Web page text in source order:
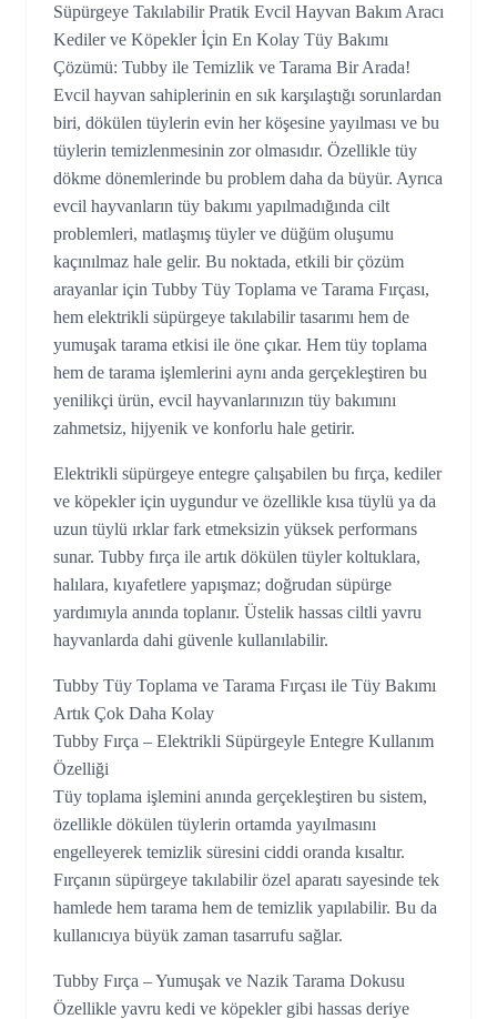
Süpürgeye Takılabilir Pratik Evcil Hayvan Bakım Aracı
Kediler ve Köpekler İçin En Kolay Tüy Bakımı
Çözümü: Tubby ile Temizlik ve Tarama Bir Arada!
Evcil hayvan sahiplerinin en sık karşılaştığı sorunlardan
biri, dökülen tüylerin evin her köşesine yayılması ve bu
tüylerin temizlenmesinin zor olmasıdır. Özellikle tüy
dökme dönemlerinde bu problem daha da büyür. Ayrıca
evcil hayvanların tüy bakımı yapılmadığında cilt
problemleri, matlaşmış tüyler ve düğüm oluşumu
kaçınılmaz hale gelir. Bu noktada, etkili bir çözüm
arayanlar için Tubby Tüy Toplama ve Tarama Fırçası,
hem elektrikli süpürgeye takılabilir tasarımı hem de
yumuşak tarama etkisi ile öne çıkar. Hem tüy toplama
hem de tarama işlemlerini aynı anda gerçekleştiren bu
yenilikçi ürün, evcil hayvanlarınızın tüy bakımını
zahmetsiz, hijyenik ve konforlu hale getirir.
Elektrikli süpürgeye entegre çalışabilen bu fırça, kediler
ve köpekler için uygundur ve özellikle kısa tüylü ya da
uzun tüylü ırklar fark etmeksizin yüksek performans
sunar. Tubby fırça ile artık dökülen tüyler koltuklara,
halılara, kıyafetlere yapışmaz; doğrudan süpürge
yardımıyla anında toplanır. Üstelik hassas ciltli yavru
hayvanlarda dahi güvenle kullanılabilir.
Tubby Tüy Toplama ve Tarama Fırçası ile Tüy Bakımı
Artık Çok Daha Kolay
Tubby Fırça – Elektrikli Süpürgeyle Entegre Kullanım
Özelliği
Tüy toplama işlemini anında gerçekleştiren bu sistem,
özellikle dökülen tüylerin ortamda yayılmasını
engelleyerek temizlik süresini ciddi oranda kısaltır.
Fırçanın süpürgeye takılabilir özel aparatı sayesinde tek
hamlede hem tarama hem de temizlik yapılabilir. Bu da
kullanıcıya büyük zaman tasarrufu sağlar.
Tubby Fırça – Yumuşak ve Nazik Tarama Dokusu
Özellikle yavru kedi ve köpekler gibi hassas deriye